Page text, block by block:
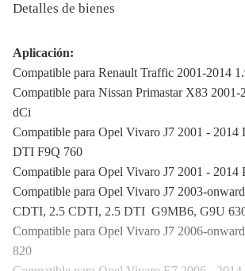
Detalles de bienes
Aplicación:
Compatible para Renault Traffic 2001-2014
Compatible para Nissan Primastar X83 2001-
dCi
Compatible para Opel Vivaro J7 2001 - 2014
DTI F9Q 760
Compatible para Opel Vivaro J7 2001 - 2014
Compatible para Opel Vivaro J7 2003-
CDTI, 2.5 CDTI, 2.5 DTI G9MB6, G9U
Compatible para Opel Vivaro J7 2006-
820